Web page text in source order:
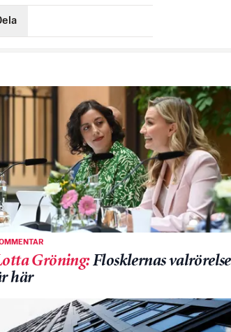
Gröning:Flosklernas valrörelse
här